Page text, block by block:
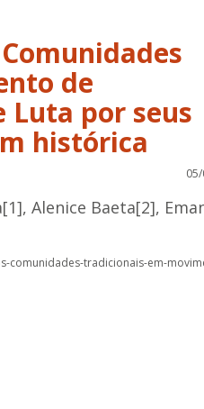
de
Luta por seus
histórica
Alenice Baeta[2],
tradicionais-em-